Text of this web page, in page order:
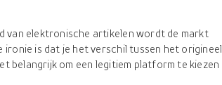
van elektronische artikelen wordt de markt
is dat je het verschil tussen het origineel
belangrijk om een legitiem platform te kiezen